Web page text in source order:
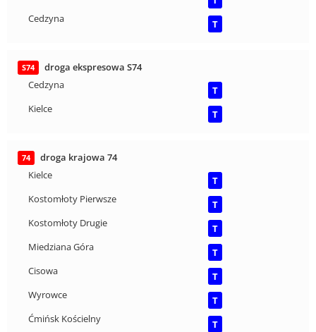
Cedzyna
T
S74
droga ekspresowa S74
Cedzyna
T
Kielce
T
74
droga krajowa 74
Kielce
T
Kostomłoty Pierwsze
T
Kostomłoty Drugie
T
Miedziana Góra
T
Cisowa
T
Wyrowce
T
Ćmińsk Kościelny
T